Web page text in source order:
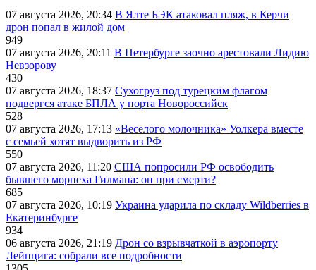
07 августа 2026, 20:34 В Ялте БЭК атаковал пляж, в Керчи
дрон попал в жилой дом
949
07 августа 2026, 20:11 В Петербурге заочно арестовали Лидию
Невзорову
430
07 августа 2026, 18:37 Сухогруз под турецким флагом
подвергся атаке БПЛА у порта Новороссийск
528
07 августа 2026, 17:13 «Веселого молочника» Уолкера вместе
с семьей хотят выдворить из РФ
550
07 августа 2026, 11:20 США попросили РФ освободить
бывшего морпеха Гилмана: он при смерти?
685
07 августа 2026, 10:19 Украина ударила по складу Wildberries в
Екатеринбурге
934
06 августа 2026, 21:19 Дрон со взрывчаткой в аэропорту
Лейпцига: собрали все подробности